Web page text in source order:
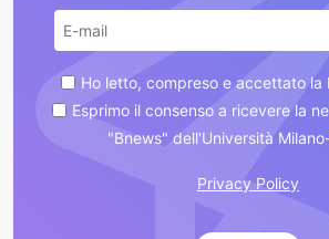
Ho letto, compreso e accettato la
Esprimo il consenso a ricevere la
"Bnews" dell'Università
Privacy Policy